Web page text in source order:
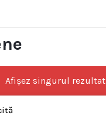
Afișez singurul rezultat